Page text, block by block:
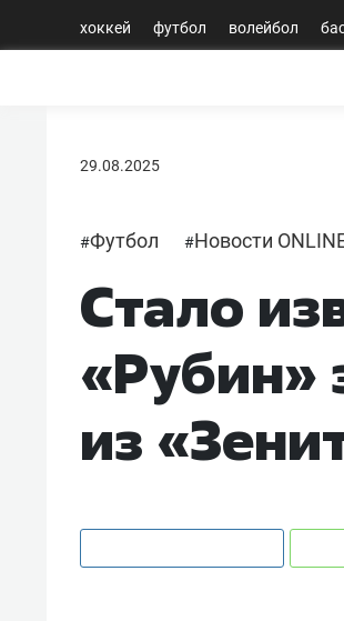
хоккей футбол волейбол
29.08.2025
#Футбол #Новости
Стало
«Рубин»
из